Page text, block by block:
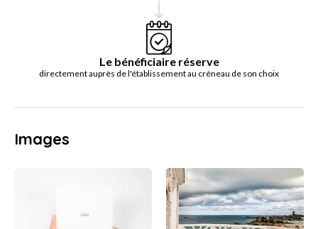
Le bénéficiaire réserve
directement auprès de l'établissement au créneau de son choix
Images